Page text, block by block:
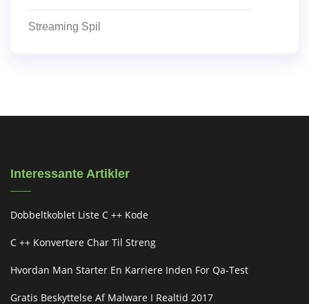
Streaming Spil
Interessante Artikler
Dobbeltkoblet Liste C ++ Kode
C ++ Konvertere Char Til Streng
Hvordan Man Starter En Karriere Inden For Qa-Test
Gratis Beskyttelse Af Malware I Realtid 2017